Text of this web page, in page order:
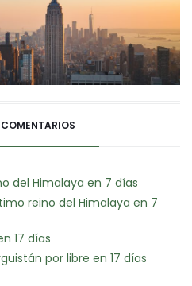
del Himalaya en 7 días
reino del Himalaya en 7
17 días
por libre en 17 días